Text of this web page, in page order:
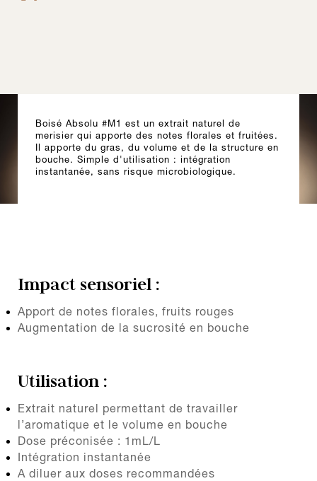
Boisé Absolu #M1 est un extrait naturel de
merisier qui apporte des notes florales et fruitées.
Il apporte du gras, du volume et de la structure en
bouche. Simple d'utilisation : intégration
instantanée, sans risque microbiologique.
Impact sensoriel :
Apport de notes florales, fruits rouges
Augmentation de la sucrosité en bouche
Utilisation :
Extrait naturel permettant de travailler
l’aromatique et le volume en bouche
Dose préconisée : 1mL/L
Intégration instantanée
A diluer aux doses recommandées